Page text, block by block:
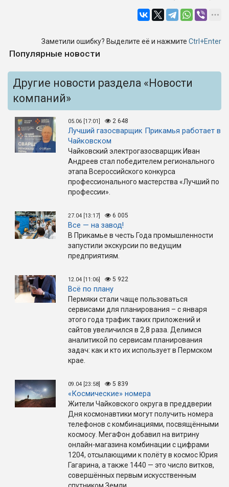
Заметили ошибку? Выделите её и нажмите Ctrl+Enter
Популярные новости
Другие новости раздела «Новости
компаний»
05.06 [17:01] 2 648
Лучший газосварщик Прикамья работает в
Чайковском
Чайковский электрогазосварщик Иван
Андреев стал победителем регионального
этапа Всероссийского конкурса
профессионального мастерства «Лучший по
профессии».
27.04 [13:17] 6 005
Все — на завод!
В Прикамье в честь Года промышленности
запустили экскурсии по ведущим
предприятиям.
12.04 [11:06] 5 922
Всё по плану
Пермяки стали чаще пользоваться
сервисами для планирования – с января
этого года трафик таких приложений и
сайтов увеличился в 2,8 раза. Делимся
аналитикой по сервисам планирования
задач: как и кто их использует в Пермском
крае.
09.04 [23:58] 5 839
«Космические» номера
Жители Чайковского округа в преддверии
Дня космонавтики могут получить номера
телефонов с комбинациями, посвящёнными
космосу. МегаФон добавил на витрину
онлайн-магазина комбинации с цифрами
1204, отсылающими к полёту в космос Юрия
Гагарина, а также 1440 — это число витков,
совершённых первым искусственным